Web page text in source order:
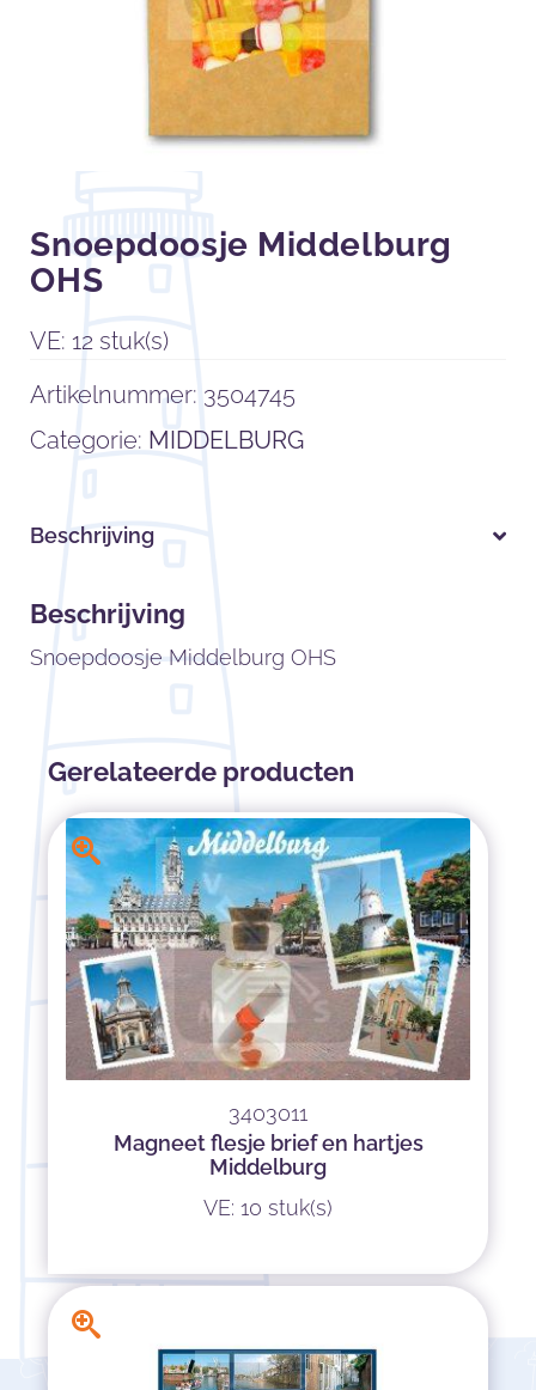
Snoepdoosje Middelburg
OHS
VE: 12 stuk(s)
Artikelnummer: 3504745
Categorie: MIDDELBURG
Beschrijving
Beschrijving
Snoepdoosje Middelburg OHS
Gerelateerde producten
3403011
Magneet flesje brief en hartjes
Middelburg
VE: 10 stuk(s)